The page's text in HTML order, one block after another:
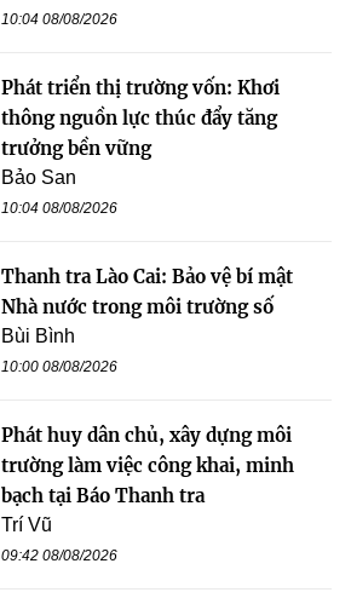
10:04 08/08/2026
Phát triển thị trường vốn: Khơi
thông nguồn lực thúc đẩy tăng
trưởng bền vững
Bảo San
10:04 08/08/2026
Thanh tra Lào Cai: Bảo vệ bí mật
Nhà nước trong môi trường số
Bùi Bình
10:00 08/08/2026
Phát huy dân chủ, xây dựng môi
trường làm việc công khai, minh
bạch tại Báo Thanh tra
Trí Vũ
09:42 08/08/2026